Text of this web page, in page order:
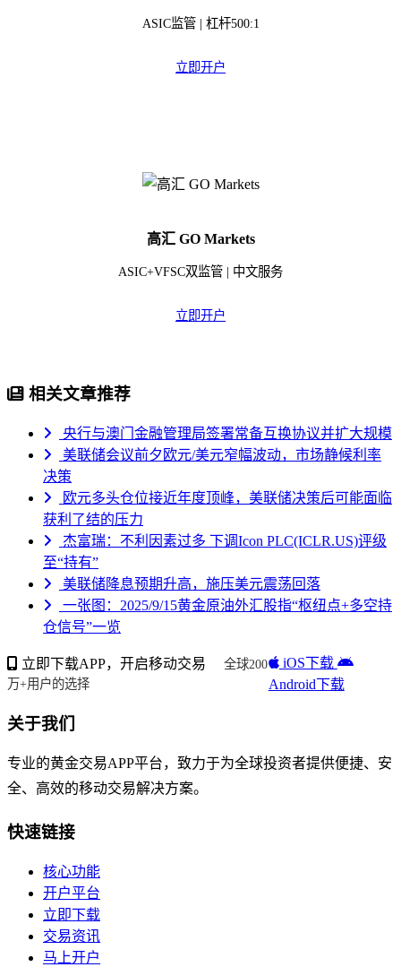
ASIC监管 | 杠杆500:1
立即开户
高汇 GO Markets
ASIC+VFSC双监管 | 中文服务
立即开户
相关文章推荐
央行与澳门金融管理局签署常备互换协议并扩大规模
美联储会议前夕欧元/美元窄幅波动，市场静候利率
决策
欧元多头仓位接近年度顶峰，美联储决策后可能面临
获利了结的压力
杰富瑞：不利因素过多 下调Icon PLC(ICLR.US)评级
至“持有”
美联储降息预期升高，施压美元震荡回落
一张图：2025/9/15黄金原油外汇股指“枢纽点+多空持
仓信号”一览
立即下载APP，开启移动交易
全球200
万+用户的选择
iOS下载
Android下载
关于我们
专业的黄金交易APP平台，致力于为全球投资者提供便捷、安
全、高效的移动交易解决方案。
快速链接
核心功能
开户平台
立即下载
交易资讯
马上开户